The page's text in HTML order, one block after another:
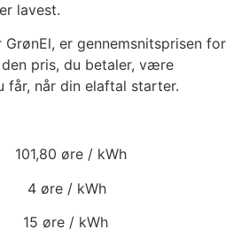
lavest.
er gennemsnitsprisen for
pris, du betaler, være
får, når din elaftal starter.
101,80 øre / kWh
4 øre / kWh
15 øre / kWh